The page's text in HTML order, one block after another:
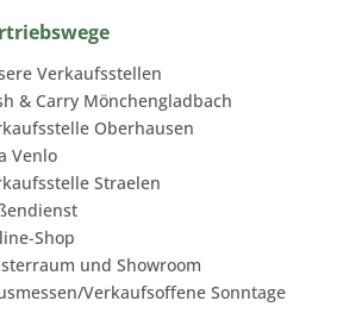
Verkaufsstellen
& Carry Mönchengladbach
Oberhausen
Venlo
Straelen
Shop
und Showroom
Verkaufsoffene Sonntage